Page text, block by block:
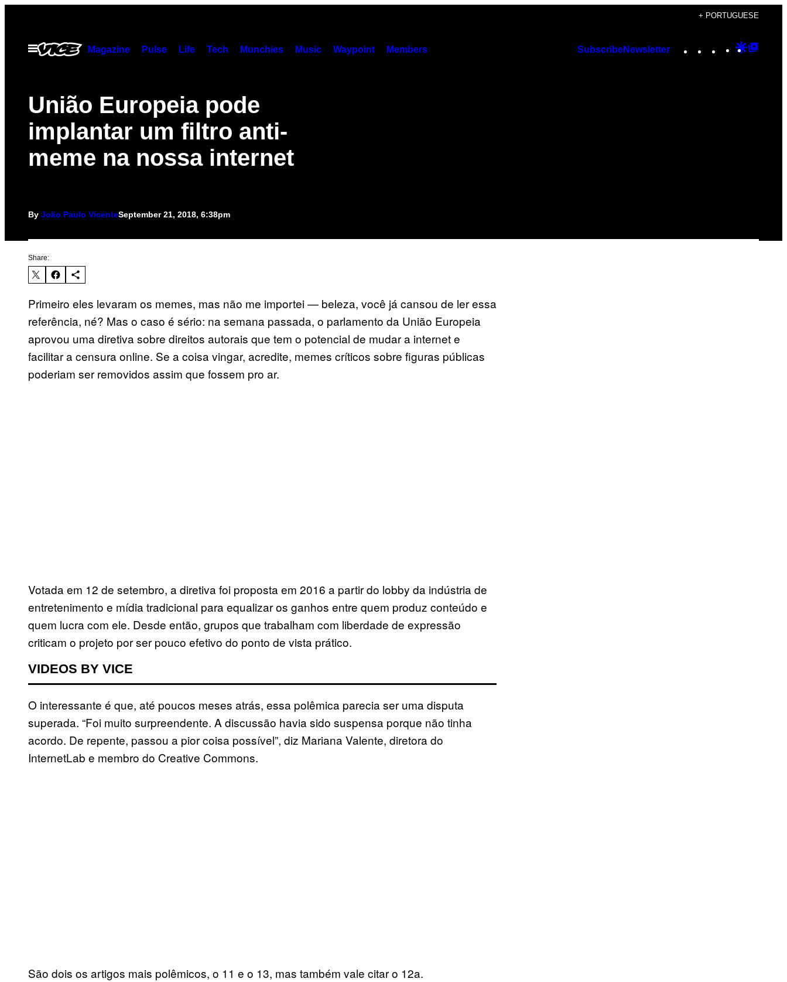
content
+ PORTUGUESE
Open
Menu
Magazine Pulse Life Tech Munchies Music Waypoint Members SubscribeNewsletter Instagram
TikTok
YouTube
Google
União Europeia pode
implantar um filtro anti-
meme na nossa internet
By João Paulo VicenteSeptember 21, 2018, 6:38pm
Share:
Primeiro eles levaram os memes, mas não me importei — beleza, você já cansou de ler essa
referência, né? Mas o caso é sério: na semana passada, o parlamento da União Europeia
aprovou uma diretiva sobre direitos autorais que tem o potencial de mudar a internet e
facilitar a censura online. Se a coisa vingar, acredite, memes críticos sobre figuras públicas
poderiam ser removidos assim que fossem pro ar.
Votada em 12 de setembro, a diretiva foi proposta em 2016 a partir do lobby da indústria de
entretenimento e mídia tradicional para equalizar os ganhos entre quem produz conteúdo e
quem lucra com ele. Desde então, grupos que trabalham com liberdade de expressão
criticam o projeto por ser pouco efetivo do ponto de vista prático.
VIDEOS BY VICE
O interessante é que, até poucos meses atrás, essa polêmica parecia ser uma disputa
superada. “Foi muito surpreendente. A discussão havia sido suspensa porque não tinha
acordo. De repente, passou a pior coisa possível”, diz Mariana Valente, diretora do
InternetLab e membro do Creative Commons.
São dois os artigos mais polêmicos, o 11 e o 13, mas também vale citar o 12a.